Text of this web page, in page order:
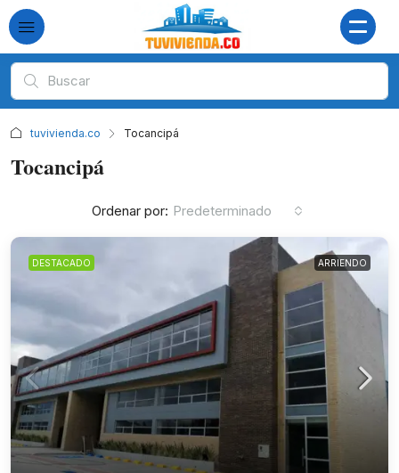
tuvivienda.co Tocancipá
Tocancipá
Ordenar por: Predeterminado
DESTACADO ARRIENDO